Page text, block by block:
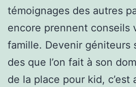
témoignages des autres
encore prennent conseils
famille. Devenir géniteurs
des que l’on fait à son
de la place pour kid, c’est